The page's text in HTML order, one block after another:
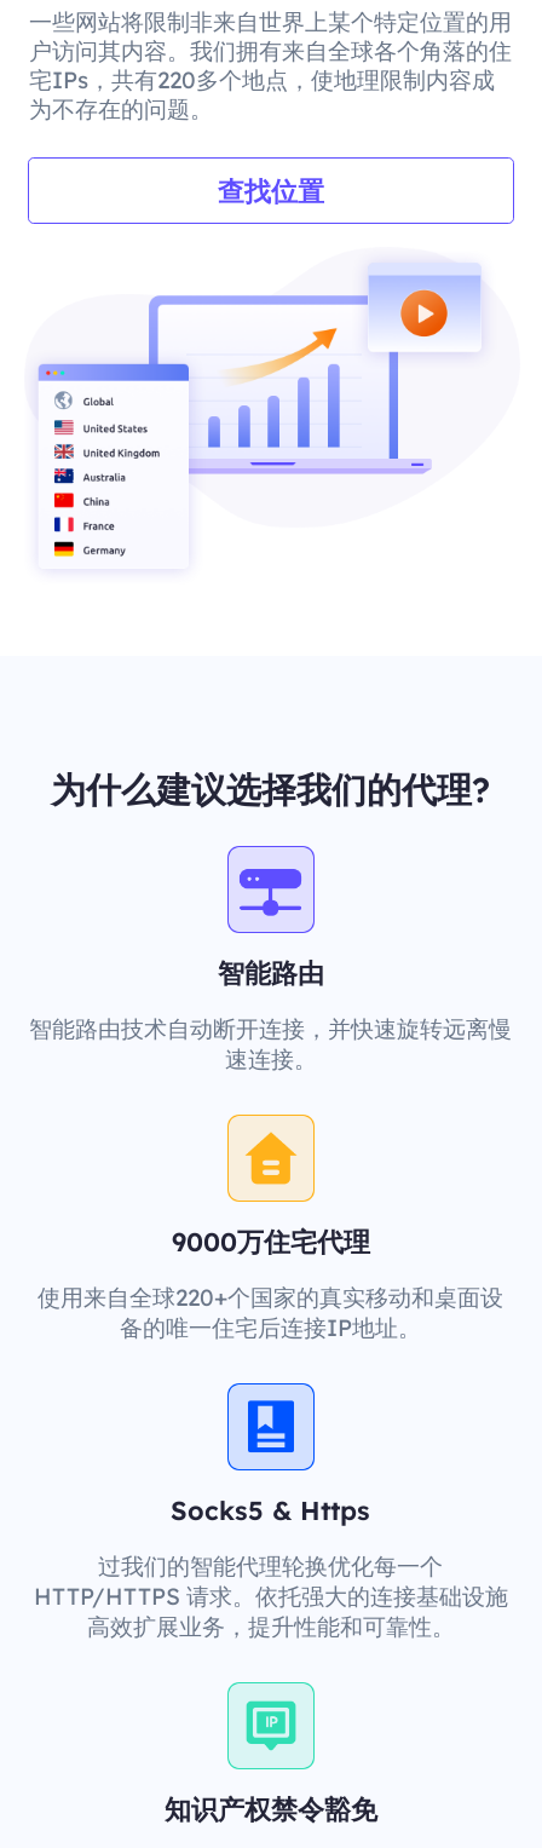
一些网站将限制非来自世界上某个特定位置的用
户访问其内容。我们拥有来自全球各个角落的住
宅IPs，共有220多个地点，使地理限制内容成
为不存在的问题。
查找位置
为什么建议选择我们的代理?
智能路由
智能路由技术自动断开连接，并快速旋转远离慢
速连接。
9000万住宅代理
使用来自全球220+个国家的真实移动和桌面设
备的唯一住宅后连接IP地址。
Socks5 & Https
过我们的智能代理轮换优化每一个
HTTP/HTTPS 请求。依托强大的连接基础设施
高效扩展业务，提升性能和可靠性。
知识产权禁令豁免